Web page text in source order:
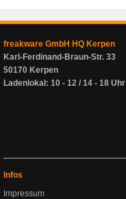
freakware GmbH HQ Kerpen
Karl-Ferdinand-Braun-Str. 33
50170 Kerpen
Ladenlokal: 10 - 12 / 14 - 18 Uhr
Infos
Impressum